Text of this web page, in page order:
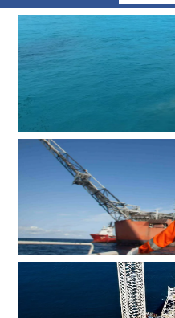
辉固深水ROV服务助
MOL Group斥资7.2亿美元收